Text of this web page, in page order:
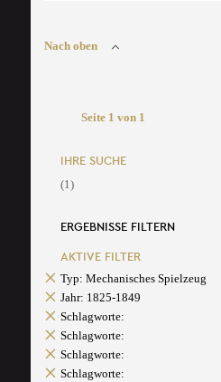
Nach oben
Seite 1 von 1
IHRE SUCHE
(1)
ERGEBNISSE FILTERN
AKTIVE FILTER
Typ: Mechanisches Spielzeug
Jahr: 1825-1849
Schlagworte:
Schlagworte:
Schlagworte:
Schlagworte: